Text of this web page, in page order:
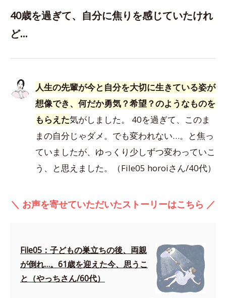
40歳を過ぎて、自分に焦りを感じていたけれ
ど…
人生の先輩が今と自分を大切に生きている姿が
想像でき、何だか勇気？希望？のようなものを
もらえた気がしました。 40を過ぎて、このま
まの自分じゃダメ。でも変われない…。と焦っ
ていましたが、ゆっくり少しずつ変わっていこ
う、と思えました。（File05 horoiさん/40代）
＼ お声を寄せていただいたストーリーはこちら ／
File05：子どもの巣立ちの後、両親
が倒れ…。61歳を迎えた今、思うこ
と（やっちさん/60代）